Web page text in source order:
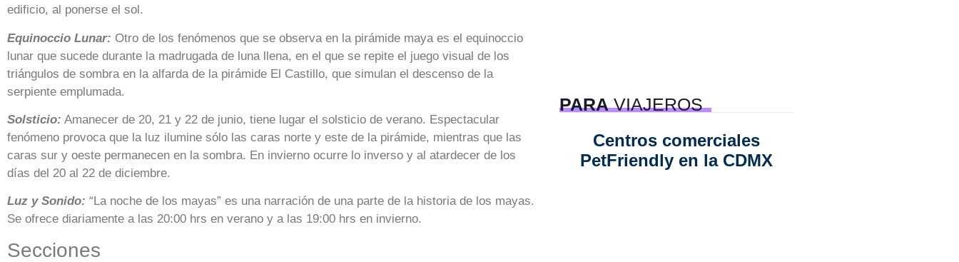
edificio, al ponerse el sol.
Equinoccio Lunar: Otro de los fenómenos que se observa en la pirámide maya es el equinoccio
lunar que sucede durante la madrugada de luna llena, en el que se repite el juego visual de los
triángulos de sombra en la alfarda de la pirámide El Castillo, que simulan el descenso de la
serpiente emplumada.
Solsticio: Amanecer de 20, 21 y 22 de junio, tiene lugar el solsticio de verano. Espectacular
fenómeno provoca que la luz ilumine sólo las caras norte y este de la pirámide, mientras que las
caras sur y oeste permanecen en la sombra. En invierno ocurre lo inverso y al atardecer de los
días del 20 al 22 de diciembre.
Luz y Sonido: “La noche de los mayas” es una narración de una parte de la historia de los mayas.
Se ofrece diariamente a las 20:00 hrs en verano y a las 19:00 hrs en invierno.
Secciones
PARAVIAJEROS
Centros comerciales
PetFriendly en la CDMX